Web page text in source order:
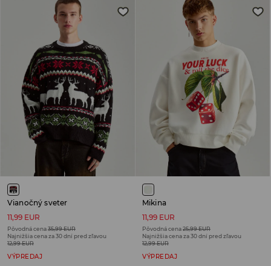
Vianočný sveter
11,99 EUR
Pôvodná cena35,99 EUR
Najnižšia cena za 30 dní pred zľavou
12,99 EUR
VÝPREDAJ
Mikina
11,99 EUR
Pôvodná cena25,99 EUR
Najnižšia cena za 30 dní pred zľavou
12,99 EUR
VÝPREDAJ